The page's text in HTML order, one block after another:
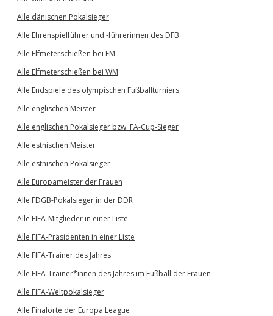
Alle dänischen Pokalsieger
Alle Ehrenspielführer und -führerinnen des DFB
Alle Elfmeterschießen bei EM
Alle Elfmeterschießen bei WM
Alle Endspiele des olympischen Fußballturniers
Alle englischen Meister
Alle englischen Pokalsieger bzw. FA-Cup-Sieger
Alle estnischen Meister
Alle estnischen Pokalsieger
Alle Europameister der Frauen
Alle FDGB-Pokalsieger in der DDR
Alle FIFA-Mitglieder in einer Liste
Alle FIFA-Präsidenten in einer Liste
Alle FIFA-Trainer des Jahres
Alle FIFA-Trainer*innen des Jahres im Fußball der Frauen
Alle FIFA-Weltpokalsieger
Alle Finalorte der Europa League